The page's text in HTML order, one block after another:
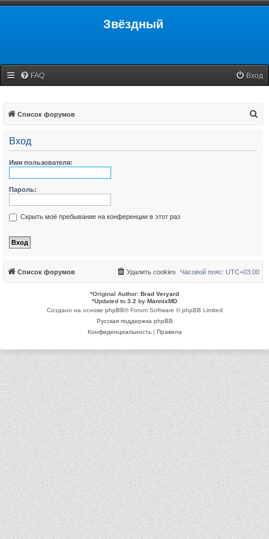
Звёздный
FAQ Вход
Список форумов
Вход
Имя пользователя:
Пароль:
Скрыть моё пребывание на конференции в этот раз
Список форумов Часовой пояс: UTC+03:00
Удалить cookies
*Original Author: Brad Veryard
*Updated to 3.2 by MannixMD
Создано на основе phpBB® Forum Software © phpBB Limited
Русская поддержка phpBB
Конфиденциальность| Правила